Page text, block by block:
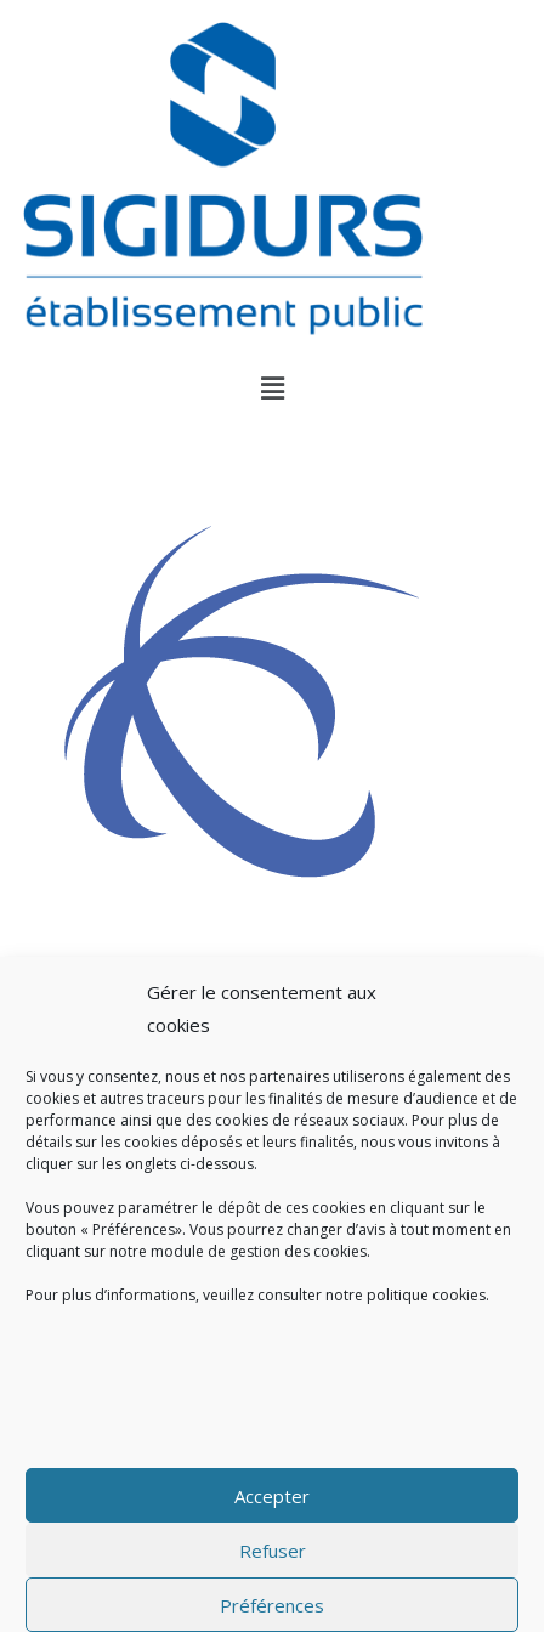
Gérer le consentement aux
cookies
Si vous y consentez, nous et nos partenaires utiliserons également des
cookies et autres traceurs pour les finalités de mesure d’audience et de
performance ainsi que des cookies de réseaux sociaux. Pour plus de
détails sur les cookies déposés et leurs finalités, nous vous invitons à
cliquer sur les onglets ci-dessous.
Vous pouvez paramétrer le dépôt de ces cookies en cliquant sur le
bouton « Préférences». Vous pourrez changer d’avis à tout moment en
cliquant sur notre module de gestion des cookies.
Pour plus d’informations, veuillez consulter notre politique cookies.
Accepter
Refuser
Préférences
A SAVOIR
Créé en 1978, le Sigidurs est un établissement public quiexerce
des missions de service public : la prévention, la collecte et la
valorisation des déchets ménagers et assimilés produits par son
territoire.
Accueil du public :
Gestion des cookies|